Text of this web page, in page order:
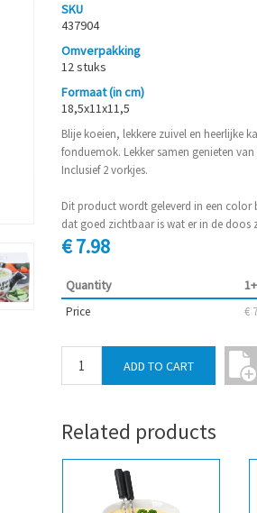
SKU
437904
Omverpakking
12 stuks
Formaat (in cm)
18,5x11x11,5
Blije koeien, lekkere zuivel en heerlijke
fonduemok. Lekker samen genieten
Inclusief 2 vorkjes.
Dit product wordt geleverd in een
dat goed zichtbaar is wat er in de
€ 7.98
Quantity 1+
Price €
Related products